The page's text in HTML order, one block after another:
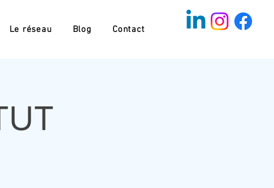
Le réseau Blog Contact